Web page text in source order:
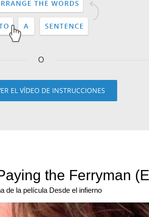
O
EL VÍDEO DE INSTRUCCIONES
the Ferryman
de la película Desde el infierno